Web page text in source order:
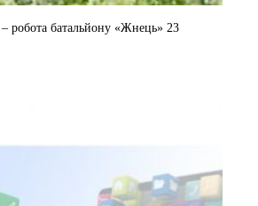
– робота батальйону «Жнець» 23